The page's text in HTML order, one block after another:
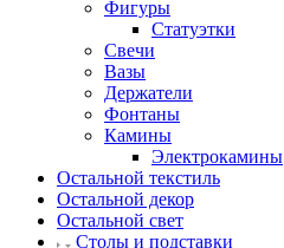
Фигуры
Статуэтки
Свечи
Вазы
Держатели
Фонтаны
Камины
Электрокамины
Остальной текстиль
Остальной декор
Остальной свет
Столы и подставки